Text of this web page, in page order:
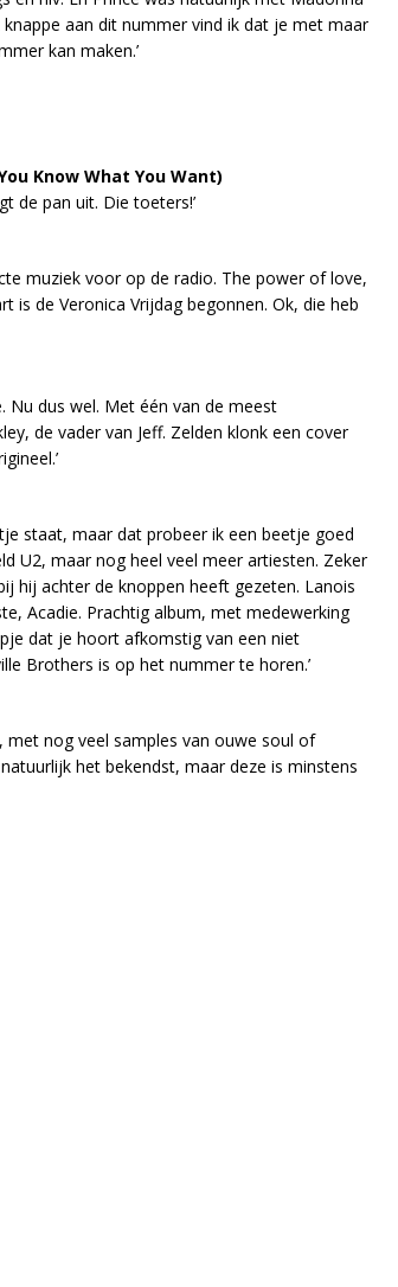
aan dit nummer vind ik dat je met maar
kan maken.’
Know What You Want)
de pan uit. Die toeters!’
muziek voor op de radio. The power of love,
is de Veronica Vrijdag begonnen. Ok, die heb
Nu dus wel. Met één van de meest
de vader van Jeff. Zelden klonk een cover
staat, maar dat probeer ik een beetje goed
U2, maar nog heel veel meer artiesten. Zeker
hij achter de knoppen heeft gezeten. Lanois
Acadie. Prachtig album, met medewerking
dat je hoort afkomstig van een niet
Brothers is op het nummer te horen.’
met nog veel samples van ouwe soul of
het bekendst, maar deze is minstens